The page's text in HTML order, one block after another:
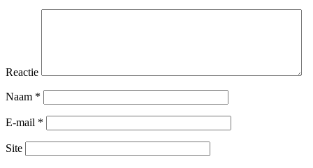
Reactie
Naam *
E-mail *
Site